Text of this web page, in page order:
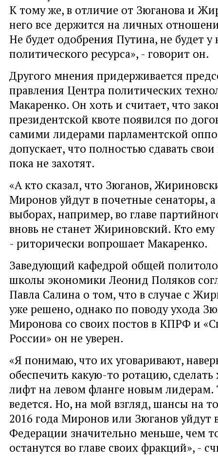
К тому же, в отличие от Зюганова и
него все держится на личных
Не будет одобрения Путина, не будет у
политического ресурса», - говорит он.
Другого мнения придерживается
правления Центра политических
Макаренко. Он хоть и считает, что
президентской квоте появился по
самими лидерами парламентской
допускает, что полностью сдавать
пока не захотят.
«А кто сказал, что Зюганов,
Миронов уйдут в почетные сенаторы,
выборах, например, во главе
вновь не станет Жириновский. Кто ему
- риторически вопрошает Макаренко.
Заведующий кафедрой общей
школы экономики Леонид Поляков
Павла Салина о том, что в случае с
уже решено, однако по поводу ухода
Миронова со своих постов в КПРФ и
России» он не уверен.
«Я понимаю, что их уговаривают,
обеспечить какую-то ротацию, сделать
лифт на левом фланге новым лидерам.
ведется. Но, на мой взгляд, шансы на
2016 года Миронов или Зюганов уйдут
Федерации значительно меньше, чем
останутся во главе своих фракций», -